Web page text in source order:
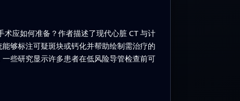
应如何准备？作者描述了现代心脏 CT 与计
够标注可疑斑块或钙化并帮助绘制需治疗的
些研究显示许多患者在低风险导管检查前可